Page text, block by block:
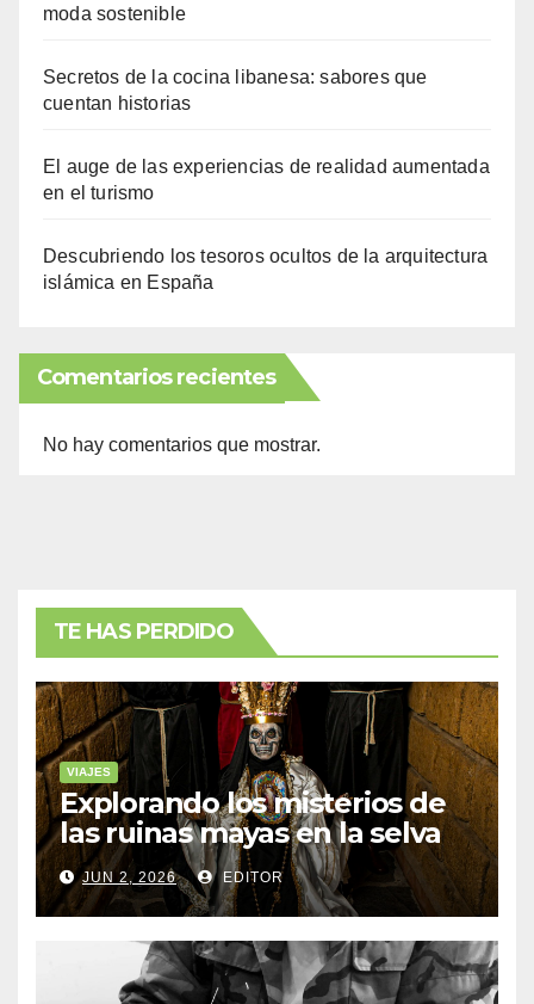
moda sostenible
Secretos de la cocina libanesa: sabores que
cuentan historias
El auge de las experiencias de realidad aumentada
en el turismo
Descubriendo los tesoros ocultos de la arquitectura
islámica en España
Comentarios recientes
No hay comentarios que mostrar.
TE HAS PERDIDO
VIAJES
Explorando los misterios de
las ruinas mayas en la selva
de Yucatán
JUN 2, 2026 EDITOR